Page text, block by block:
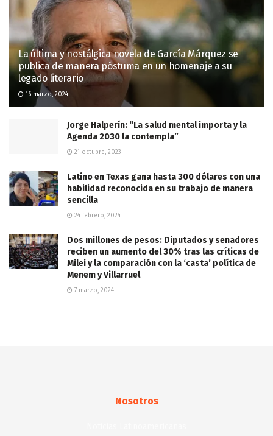
La última y nostálgica novela de García Márquez se
publica de manera póstuma en un homenaje a su
legado literario
16 marzo, 2024
Jorge Halperín: “La salud mental importa y la
Agenda 2030 la contempla”
21 octubre, 2023
Latino en Texas gana hasta 300 dólares con una
habilidad reconocida en su trabajo de manera
sencilla
24 febrero, 2024
Dos millones de pesos: Diputados y senadores
reciben un aumento del 30% tras las críticas de
Milei y la comparación con la ‘casta’ política de
Menem y Villarruel
7 marzo, 2024
Nosotros